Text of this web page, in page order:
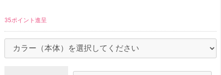
35ポイント進呈